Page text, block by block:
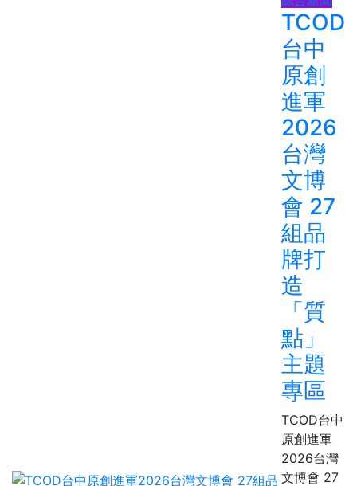
TCOD
台中
原創
進軍
2026
台灣
文博
會 27
組品
牌打
造
「質
點」
主題
專區
TCOD台中
原創進軍
2026台灣
文博會 27